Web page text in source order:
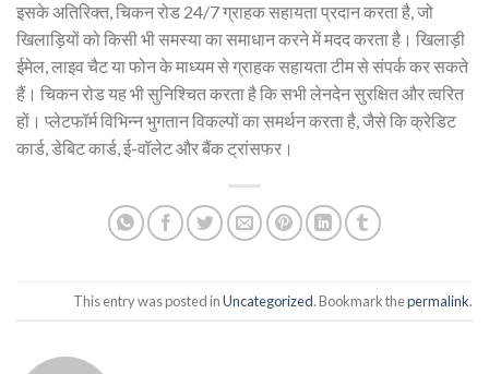
इसके अतिरिक्त, चिकन रोड 24/7 ग्राहक सहायता प्रदान करता है, जो
खिलाड़ियों को किसी भी समस्या का समाधान करने में मदद करता है। खिलाड़ी
ईमेल, लाइव चैट या फोन के माध्यम से ग्राहक सहायता टीम से संपर्क कर सकते
हैं। चिकन रोड यह भी सुनिश्चित करता है कि सभी लेनदेन सुरक्षित और त्वरित
हों। प्लेटफॉर्म विभिन्न भुगतान विकल्पों का समर्थन करता है, जैसे कि क्रेडिट
कार्ड, डेबिट कार्ड, ई-वॉलेट और बैंक ट्रांसफर।
This entry was posted inUncategorized. Bookmark thepermalink.